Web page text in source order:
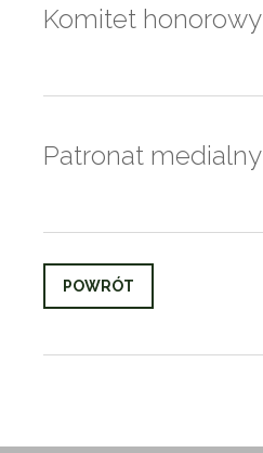
Komitet honorowy
Patronat medialny
POWRÓT